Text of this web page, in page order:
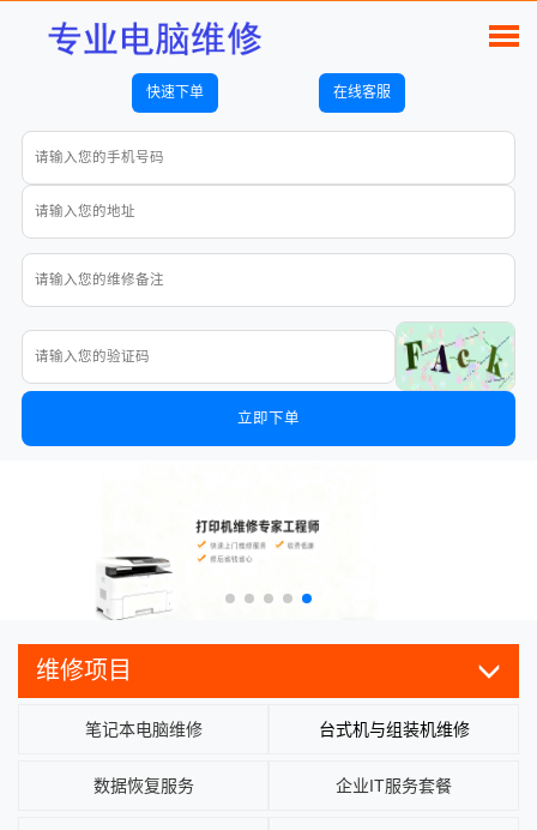
快速下单 在线客服
立即下单
维修项目
笔记本电脑维修 台式机与组装机维修
数据恢复服务 企业IT服务套餐